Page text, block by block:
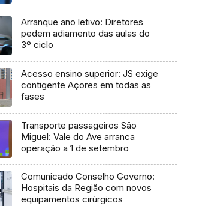
Arranque ano letivo: Diretores
pedem adiamento das aulas do
3º ciclo
Acesso ensino superior: JS exige
contigente Açores em todas as
fases
Transporte passageiros São
Miguel: Vale do Ave arranca
operação a 1 de setembro
Comunicado Conselho Governo:
Hospitais da Região com novos
equipamentos cirúrgicos